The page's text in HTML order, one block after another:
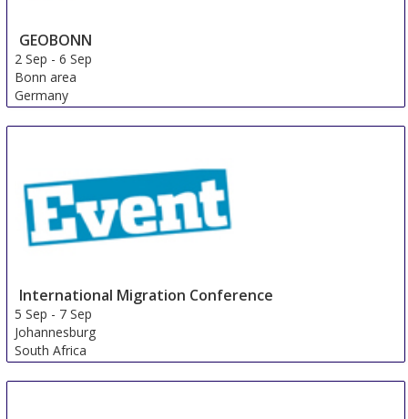
GEOBONN
2 Sep -6 Sep
Bonn area
Germany
International Migration Conference
5 Sep - 7 Sep
Johannesburg
South Africa